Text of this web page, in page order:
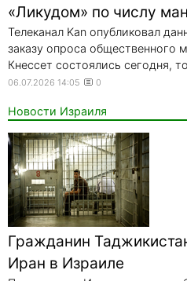
«Ликудом» по числу
Телеканал Kan опубликовал
заказу опроса общественного
Кнессет состоялись сегодня,
06.07.2026 14:05 0
Новости Израиля
Гражданин
Иран в Израиле